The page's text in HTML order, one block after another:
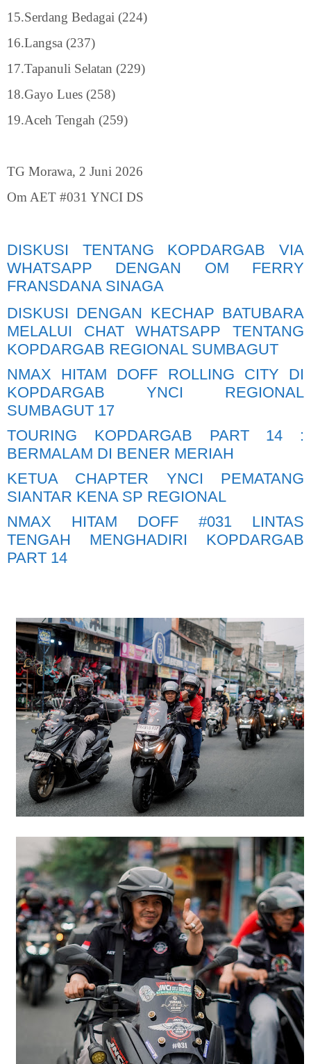
15.Serdang Bedagai (224)
16.Langsa (237)
17.Tapanuli Selatan (229)
18.Gayo Lues (258)
19.Aceh Tengah (259)
TG Morawa, 2 Juni 2026
Om AET #031 YNCI DS
DISKUSI TENTANG KOPDARGAB VIA
WHATSAPP DENGAN OM FERRY
FRANSDANA SINAGA
DISKUSI DENGAN KECHAP BATUBARA
MELALUI CHAT WHATSAPP TENTANG
KOPDARGAB REGIONAL SUMBAGUT
NMAX HITAM DOFF ROLLING CITY DI
KOPDARGAB YNCI REGIONAL
SUMBAGUT 17
TOURING KOPDARGAB PART 14 :
BERMALAM DI BENER MERIAH
KETUA CHAPTER YNCI PEMATANG
SIANTAR KENA SP REGIONAL
NMAX HITAM DOFF #031 LINTAS
TENGAH MENGHADIRI KOPDARGAB
PART 14